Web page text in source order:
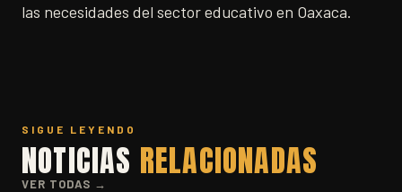
las necesidades del sector educativo en Oaxaca.
SIGUE LEYENDO
NOTICIAS RELACIONADAS
VER TODAS →